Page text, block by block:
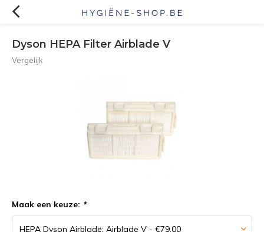
Dyson HEPA Filter Airblade V
Vergelijk
Maak een keuze: *